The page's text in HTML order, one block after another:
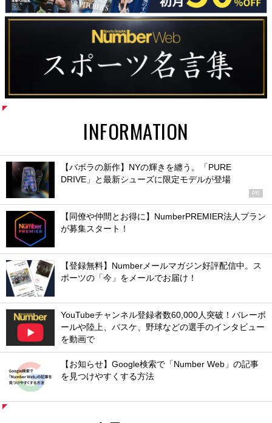
INFORMATION
【バボラの新作】NYの輝きを纏う。「PURE
DRIVE」と最新シューズに限定モデルが登場
PR
【同僚や仲間とお得に】NumberPREMIER法人プラン
が募集スタート！
【登録無料】Numberメールマガジン好評配信中。ス
ポーツの「今」をメールでお届け！
YouTubeチャンネル登録者数60,000人突破！バレーボ
ールや陸上、バスケ、野球などの選手のインタビュー
を動画で
【お知らせ】Google検索で「Number Web」の記事
を見つけやすくする方法